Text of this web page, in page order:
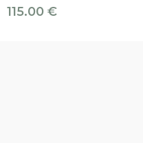
115.00 €